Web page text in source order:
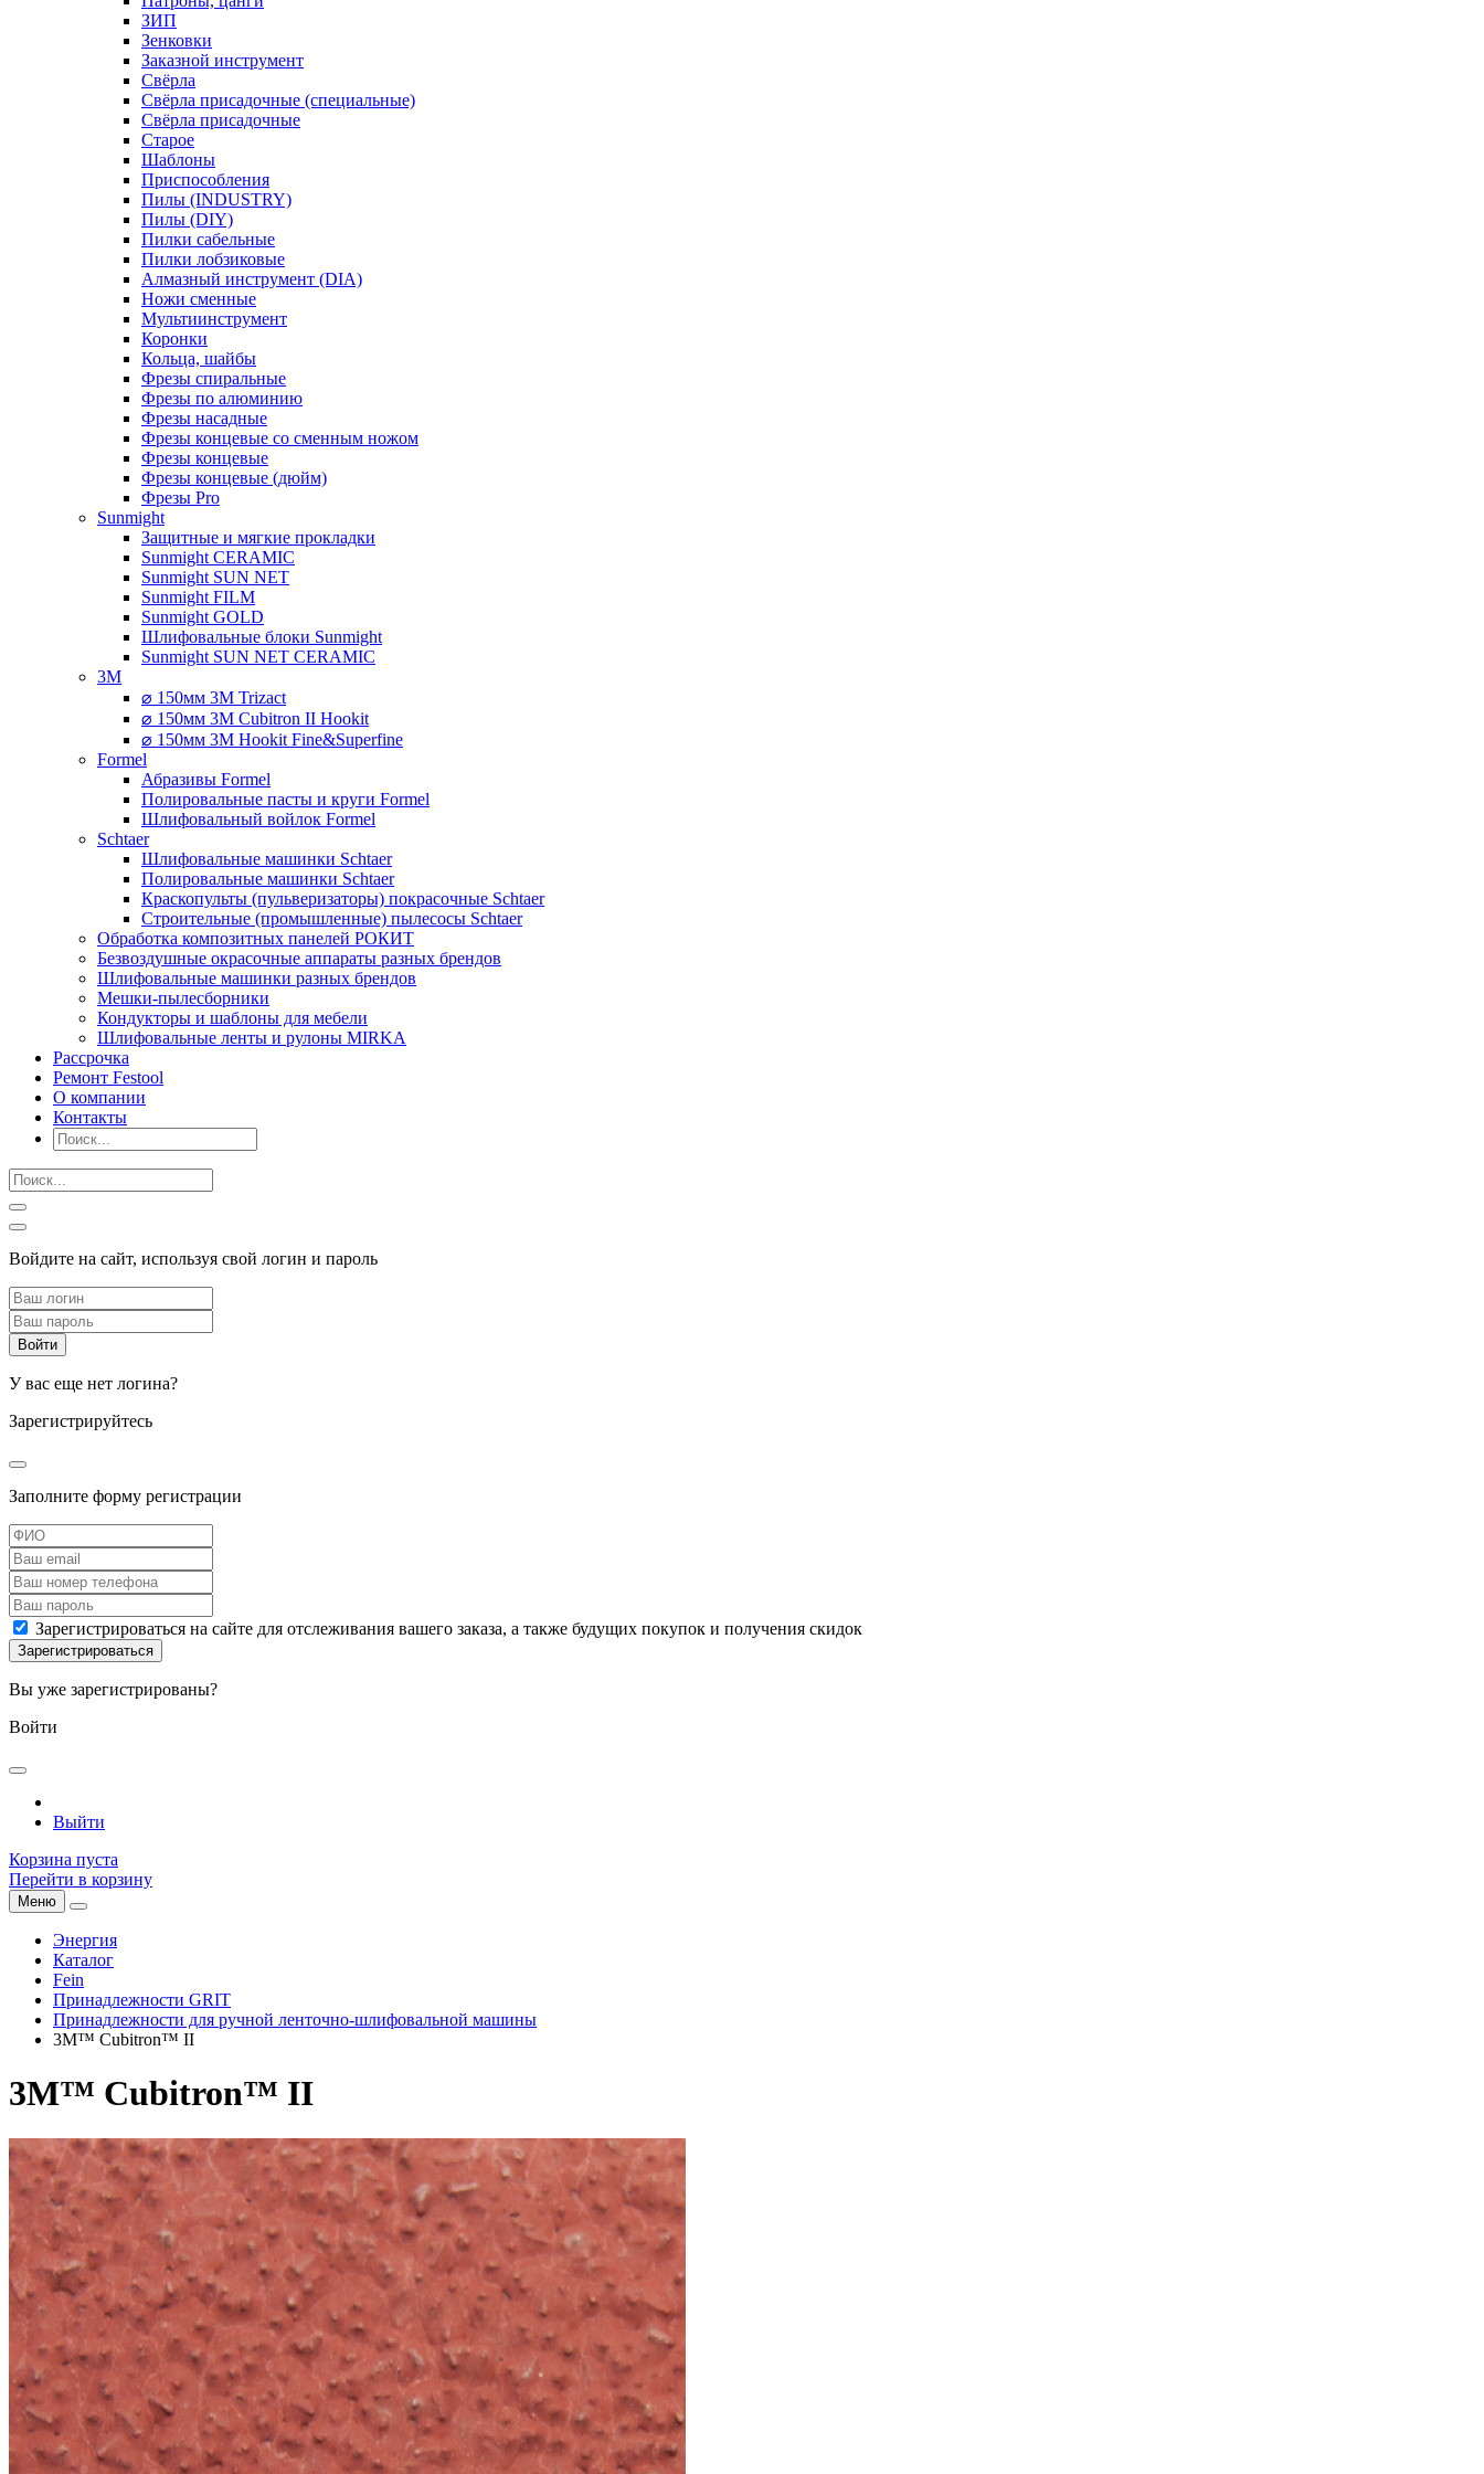
ЗИП
Зенковки
Заказной инструмент
Свёрла
Свёрла присадочные (специальные)
Свёрла присадочные
Старое
Шаблоны
Приспособления
Пилы (INDUSTRY)
Пилы (DIY)
Пилки сабельные
Пилки лобзиковые
Алмазный инструмент (DIA)
Ножи сменные
Мультиинструмент
Коронки
Кольца, шайбы
Фрезы спиральные
Фрезы по алюминию
Фрезы насадные
Фрезы концевые со сменным ножом
Фрезы концевые
Фрезы концевые (дюйм)
Фрезы Pro
Sunmight
Защитные и мягкие прокладки
Sunmight CERAMIC
Sunmight SUN NET
Sunmight FILM
Sunmight GOLD
Шлифовальные блоки Sunmight
Sunmight SUN NET CERAMIC
3M
⌀ 150мм 3M Trizact
⌀ 150мм 3M Cubitron II Hookit
⌀ 150мм 3M Hookit Fine&Superfine
Formel
Абразивы Formel
Полировальные пасты и круги Formel
Шлифовальный войлок Formel
Schtaer
Шлифовальные машинки Schtaer
Полировальные машинки Schtaer
Краскопульты (пульверизаторы) покрасочные Schtaer
Строительные (промышленные) пылесосы Schtaer
Обработка композитных панелей РОКИТ
Безвоздушные окрасочные аппараты разных брендов
Шлифовальные машинки разных брендов
Мешки-пылесборники
Кондукторы и шаблоны для мебели
Шлифовальные ленты и рулоны MIRKA
Рассрочка
Ремонт Festool
О компании
Контакты
Войдите на сайт, используя свой логин и пароль
У вас еще нет логина?
Зарегистрируйтесь
Заполните форму регистрации
Зарегистрироваться на сайте для отслеживания вашего заказа, а также будущих покупок и получения скидок
Вы уже зарегистрированы?
Войти
Выйти
Корзина пуста
Перейти в корзину
Меню
Энергия
Каталог
Fein
Принадлежности GRIT
Принадлежности для ручной ленточно-шлифовальной машины
3M™ Cubitron™ II
3M™ Cubitron™ II